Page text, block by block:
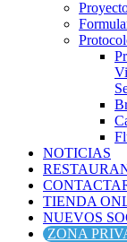
NOTICIAS
TIENDA
NUEVOS
ZONA